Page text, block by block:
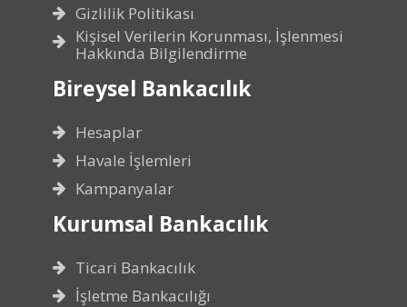
Gizlilik Politikası
Kişisel Verilerin Korunması, İşlenmesi
Hakkında Bilgilendirme
Bireysel Bankacılık
Hesaplar
Havale İşlemleri
Kampanyalar
Kurumsal Bankacılık
Ticari Bankacılık
İşletme Bankacılığı